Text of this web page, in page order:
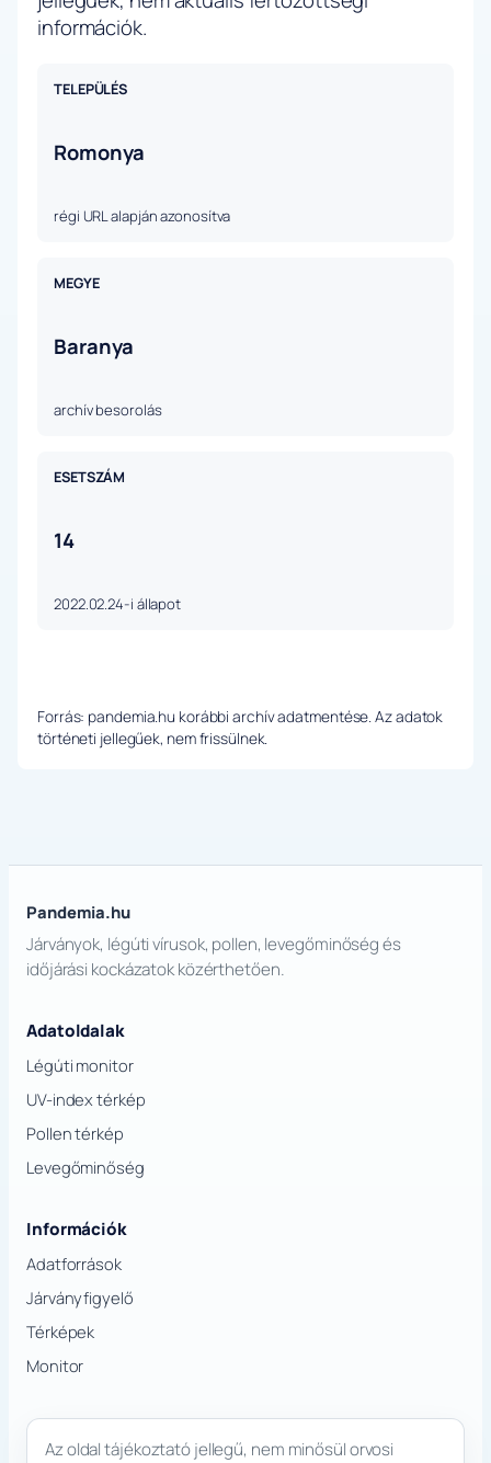
információk.
TELEPÜLÉS
Romonya
régi URL alapján azonosítva
MEGYE
Baranya
archív besorolás
ESETSZÁM
14
2022.02.24-i állapot
Forrás: pandemia.hu korábbi archív adatmentése. Az adatok
történeti jellegűek, nem frissülnek.
Pandemia.hu
Járványok, légúti vírusok, pollen, levegőminőség és
időjárási kockázatok közérthetően.
Adatoldalak
Légúti monitor
UV-index térkép
Pollen térkép
Levegőminőség
Információk
Adatforrások
Járványfigyelő
Térképek
Monitor
Az oldal tájékoztató jellegű, nem minősül orvosi